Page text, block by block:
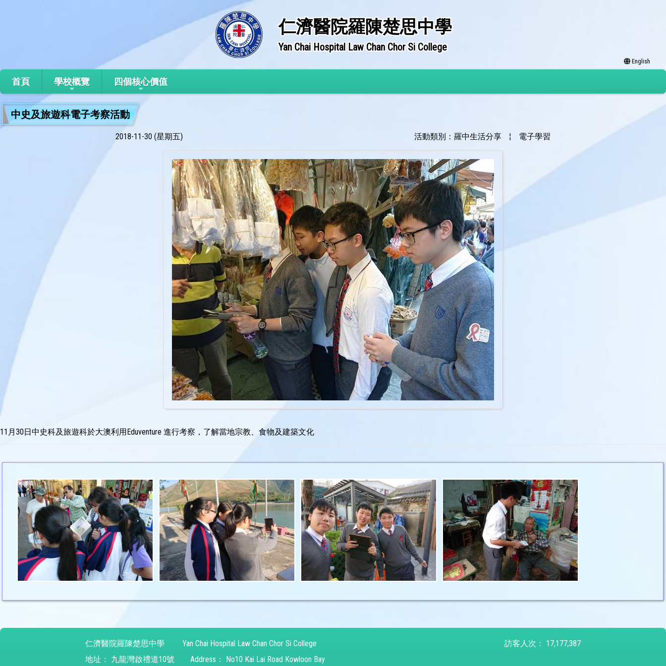
仁濟醫院羅陳楚思中學
Yan Chai Hospital Law Chan Chor Si College
English
首頁 學校概覽 四個核心價值
中史及旅遊科電子考察活動
2018-11-30 (星期五) 活動類別：羅中生活分享 ¦ 電子學習
11月30日中史科及旅遊科於大澳利用Eduventure 進行考察，了解當地宗教、食物及建築文化
仁濟醫院羅陳楚思中學 Yan Chai Hospital Law Chan Chor Si College 訪客人次：
17,177,387
地址：
九龍灣啟禮道10號 Address： No10 Kai Lai Road Kowloon Bay